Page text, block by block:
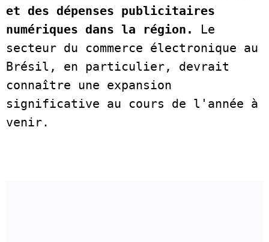
et des dépenses publicitaires
numériques dans la région.
Le
secteur du commerce électronique au
Brésil, en particulier, devrait
connaître une expansion
significative au cours de l'année à
venir.